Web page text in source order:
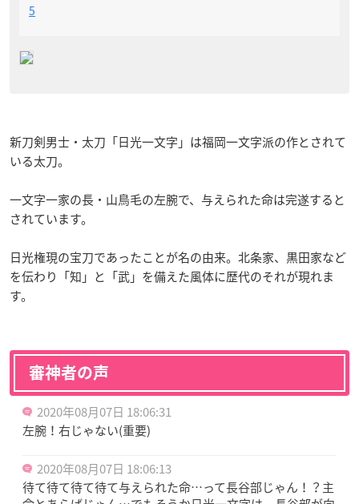
5
新刀剣男士・太刀「日光一文字」は福岡一文字派の作とされて
いる太刀。
一文字一家の長・山鳥毛の左腕で、与えられた命は完遂すると
されています。
日光権現の宝刀であったことが名の由来。北条家、黒田家など
を伝わり「知」と「武」を備えた風体に歴代のそれが現れま
す。
審神者の声
2020年08月07日 18:06:31
左腕！右じゃない(重要)
2020年08月07日 18:06:13
待て待て待て待て与えられた命…って長谷部じゃん！？主